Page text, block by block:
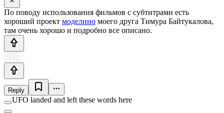
По поводу использования фильмов с субтитрами есть
хороший проект моделино моего друга Тимура Байтукалова,
там очень хорошо и подробно все описано.
Reply
UFO landed and left these words here